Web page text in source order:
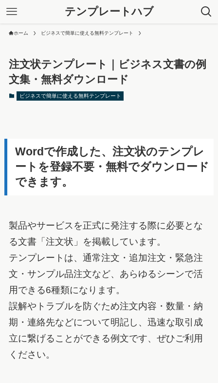
テンプレートハブ
ホーム ビジネスで簡単に使える無料テンプレート
注文状テンプレート｜ビジネス文書の例
文集・無料ダウンロード
ビジネスで簡単に使える無料テンプレート
Wordで作成した、注文状のテンプレ
ートを登録不要・無料でダウンロード
できます。
製品やサービスを正式に発注する際に必要とな
る文書「注文状」を掲載しています。
テンプレートは、通常注文・追加注文・緊急注
文・サンプル品注文など、あらゆるシーンで活
用できる6種類になります。
誤解やトラブルを防ぐため注文内容・数量・納
期・連絡先などについて明記し、迅速な取引成
立に繋げることができる例文です、ぜひご利用
ください。